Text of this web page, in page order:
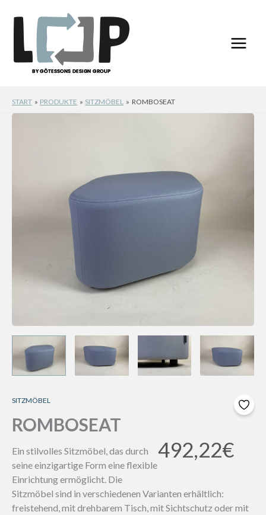
Inhalt
springen
START PRODUKTE SITZMÖBEL ROMBOSEAT
SITZMÖBEL
492,22€
ROMBOSEAT
Ein stilvolles Sitzmöbel, das durch
seine einzigartige Form eine flexible
Einrichtung ermöglicht. Die
Sitzmöbel sind in verschiedenen Varianten erhältlich:
freistehend, mit drehbarem Tisch, mit Sichtschutz oder mit